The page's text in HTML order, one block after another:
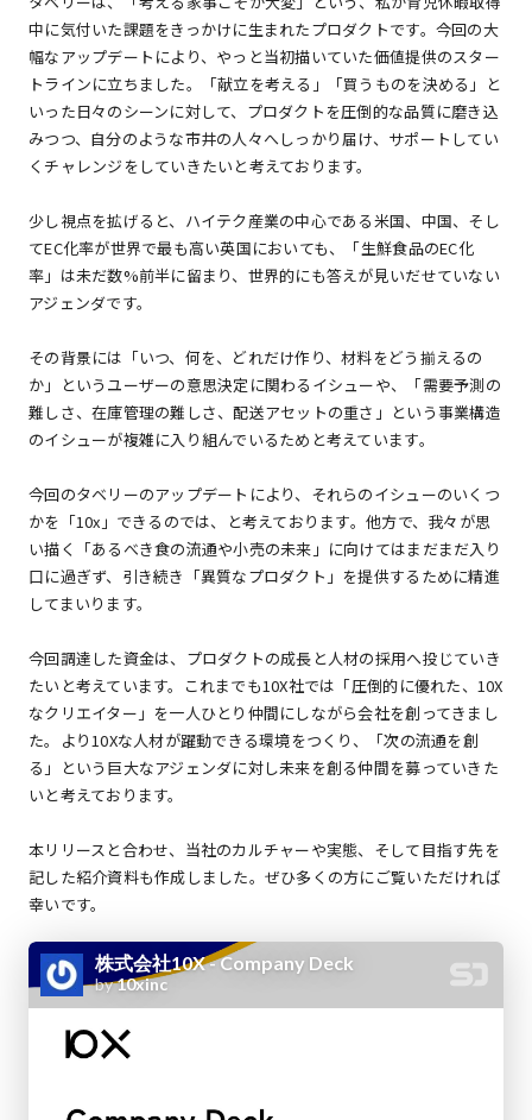
中に気付いた課題をきっかけに生まれたプロダクトです。今回の大
幅なアップデートにより、やっと当初描いていた価値提供のスター
トラインに立ちました。「献立を考える」「買うものを決める」と
いった日々のシーンに対して、プロダクトを圧倒的な品質に磨き込
みつつ、自分のような市井の人々へしっかり届け、サポートしてい
くチャレンジをしていきたいと考えております。
少し視点を拡げると、ハイテク産業の中心である米国、中国、そし
てEC化率が世界で最も高い英国においても、「生鮮食品のEC化
率」は未だ数%前半に留まり、世界的にも答えが見いだせていない
アジェンダです。
その背景には「いつ、何を、どれだけ作り、材料をどう揃えるの
か」というユーザーの意思決定に関わるイシューや、「需要予測の
難しさ、在庫管理の難しさ、配送アセットの重さ」という事業構造
のイシューが複雑に入り組んでいるためと考えています。
今回のタベリーのアップデートにより、それらのイシューのいくつ
かを「10x」できるのでは、と考えております。他方で、我々が思
い描く「あるべき食の流通や小売の未来」に向けてはまだまだ入り
口に過ぎず、引き続き「異質なプロダクト」を提供するために精進
してまいります。
今回調達した資金は、プロダクトの成長と人材の採用へ投じていき
たいと考えています。これまでも10X社では「圧倒的に優れた、10X
なクリエイター」を一人ひとり仲間にしながら会社を創ってきまし
た。より10Xな人材が躍動できる環境をつくり、「次の流通を創
る」という巨大なアジェンダに対し未来を創る仲間を募っていきた
いと考えております。
本リリースと合わせ、当社のカルチャーや実態、そして目指す先を
記した紹介資料も作成しました。ぜひ多くの方にご覧いただければ
幸いです。